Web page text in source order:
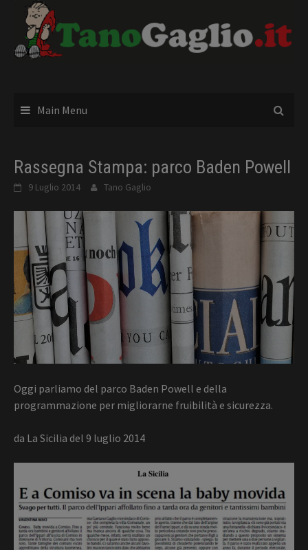
content
Main Menu
Rassegna Stampa: parco Baden Powell
9 Luglio 2014 Tano Gaglio
Oggi parliamo del parco Baden Powell e della
programmazione per migliorarne fruibilità e sicurezza.
da La Sicilia del 9 luglio 2014